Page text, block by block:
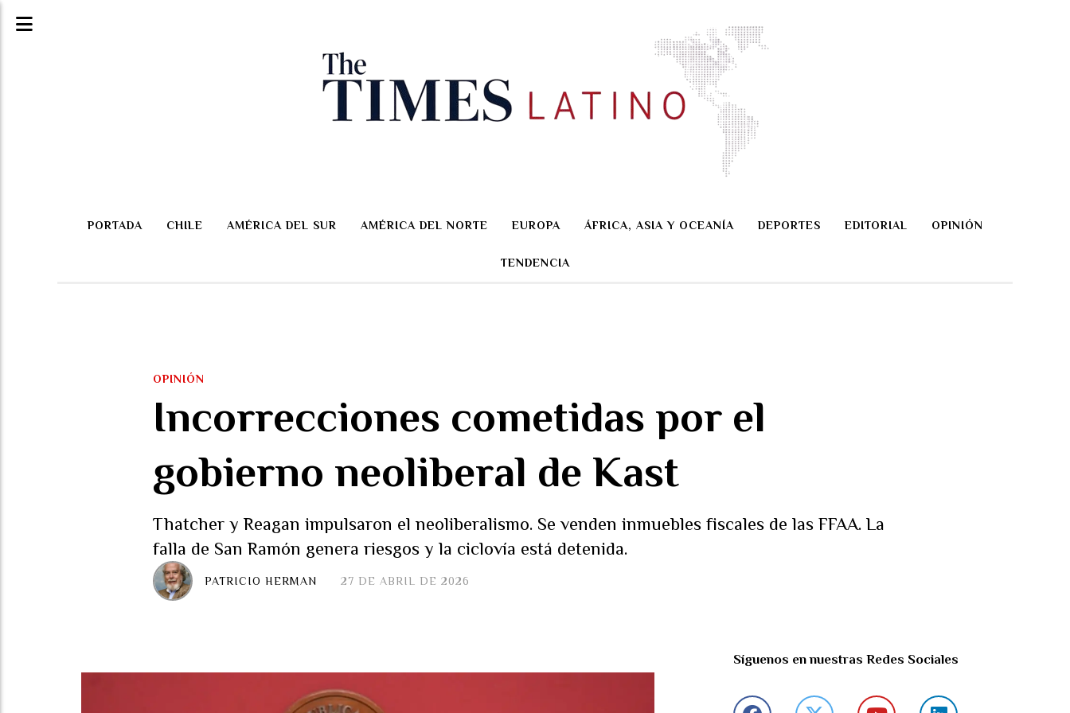
PORTADA CHILE AMÉRICA DEL SUR AMÉRICA DEL NORTE EUROPA ÁFRICA, ASIA Y OCEANÍA DEPORTES EDITORIAL OPINIÓN
TENDENCIA
Incorrecciones cometidas por el
gobierno neoliberal de Kast
Thatcher y Reagan impulsaron el neoliberalismo. Se venden inmuebles fiscales de las FFAA. La
falla de San Ramón genera riesgos y la ciclovía está detenida.
OPINIÓN
27 DE ABRIL DE 2026
PATRICIO HERMAN
Síguenos en nuestras Redes Sociales